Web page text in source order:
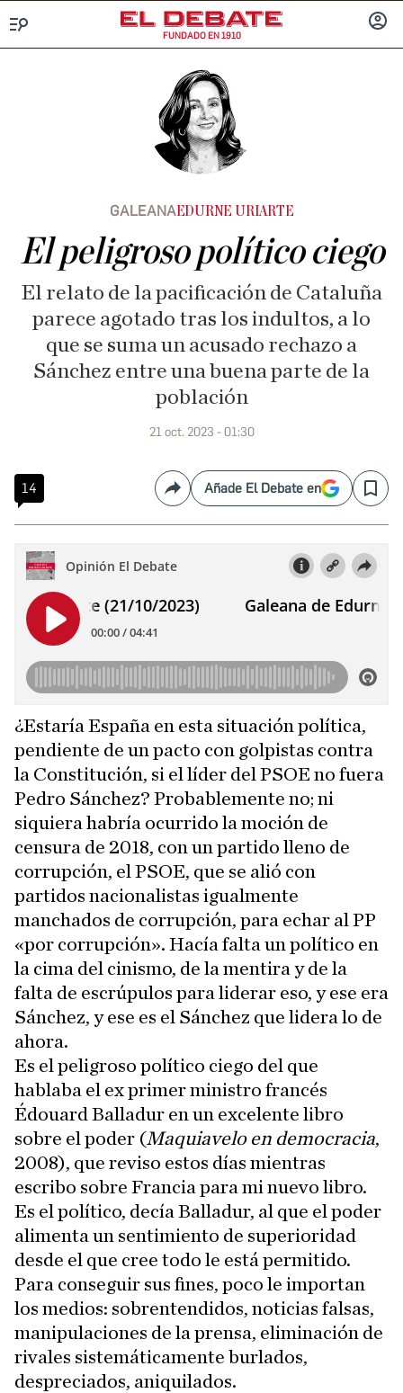
FUNDADO EN 1910
GALEANAEDURNE URIARTE
El peligroso político ciego
El relato de la pacificación de Cataluña
parece agotado tras los indultos, a lo
que se suma un acusado rechazo a
Sánchez entre una buena parte de la
población
21 oct. 2023 - 01:30
14 CompartirAñade El Debate en Save
¿Estaría España en esta situación política,
pendiente de un pacto con golpistas contra
la Constitución, si el líder del PSOE no fuera
Pedro Sánchez? Probablemente no; ni
siquiera habría ocurrido la moción de
censura de 2018, con un partido lleno de
corrupción, el PSOE, que se alió con
partidos nacionalistas igualmente
manchados de corrupción, para echar al PP
«por corrupción». Hacía falta un político en
la cima del cinismo, de la mentira y de la
falta de escrúpulos para liderar eso, y ese era
Sánchez, y ese es el Sánchez que lidera lo de
ahora.
Es el peligroso político ciego del que
hablaba el ex primer ministro francés
Édouard Balladur en un excelente libro
sobre el poder (Maquiavelo en democracia,
2008), que reviso estos días mientras
escribo sobre Francia para mi nuevo libro.
Es el político, decía Balladur, al que el poder
alimenta un sentimiento de superioridad
desde el que cree todo le está permitido.
Para conseguir sus fines, poco le importan
los medios: sobrentendidos, noticias falsas,
manipulaciones de la prensa, eliminación de
rivales sistemáticamente burlados,
despreciados, aniquilados.